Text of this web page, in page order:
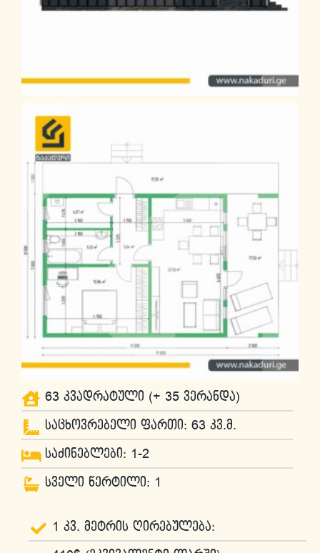
63 კვადრატული (+ 35 ვერანდა)
საცხოვრებელი ფართი: 63 კვ.მ.
საძინებლები: 1-2
სველი წერტილი: 1
1 კვ. მეტრის ღირებულება: